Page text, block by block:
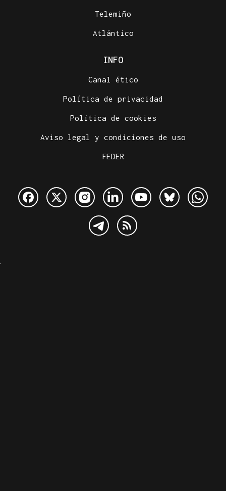
Telemiño
Atlántico
INFO
Canal ético
Política de privacidad
Política de cookies
Aviso legal y condiciones de uso
FEDER